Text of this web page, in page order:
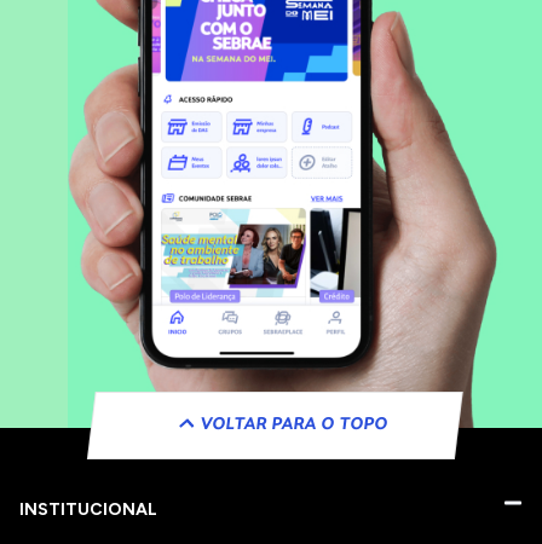
VOLTAR PARA O TOPO
INSTITUCIONAL